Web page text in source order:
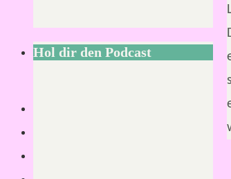
Hol dir den Podcast